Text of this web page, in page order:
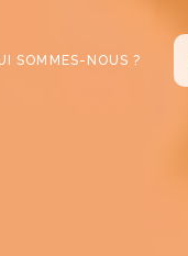
SOMMES-NOUS ?